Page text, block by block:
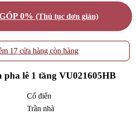
0% (Thủ tục đơn giản)
17 cửa hàng còn hàng
pha lê 1 tầng VU021605HB
Cổ điển
Trần nhà